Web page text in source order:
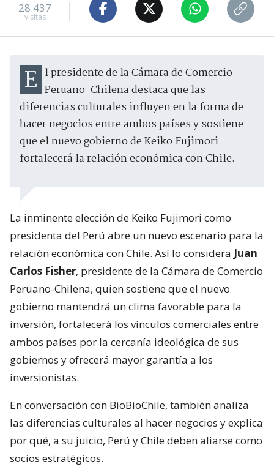
28.437
visitas
El presidente de la Cámara de Comercio Peruano-Chilena destaca que las
diferencias culturales influyen en la forma de
hacer negocios entre ambos países y sostiene
que el nuevo gobierno de Keiko Fujimori
fortalecerá la relación económica con Chile.
La inminente elección de Keiko Fujimori como
presidenta del Perú abre un nuevo escenario para la
relación económica con Chile. Así lo considera Juan
Carlos Fisher, presidente de la Cámara de Comercio
Peruano-Chilena, quien sostiene que el nuevo
gobierno mantendrá un clima favorable para la
inversión, fortalecerá los vínculos comerciales entre
ambos países por la cercanía ideológica de sus
gobiernos y ofrecerá mayor garantía a los
inversionistas.
En conversación con BioBioChile, también analiza
las diferencias culturales al hacer negocios y explica
por qué, a su juicio, Perú y Chile deben aliarse como
socios estratégicos.